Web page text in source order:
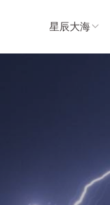
星辰大海